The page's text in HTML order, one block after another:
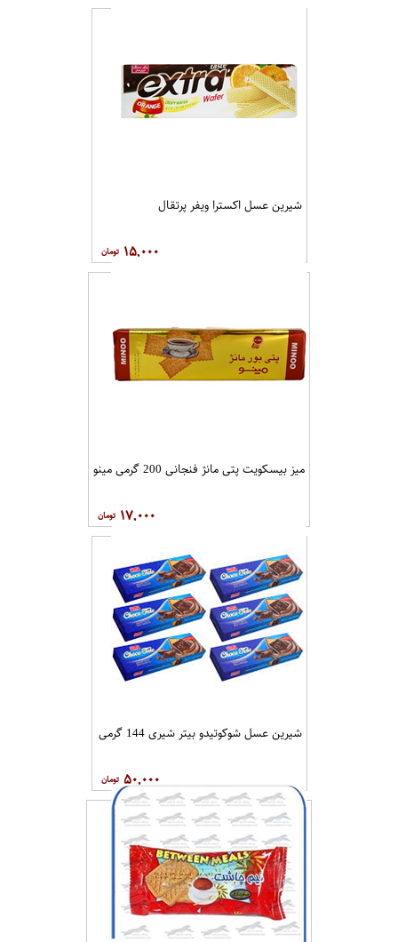
شیرین عسل اکسترا ویفر پرتقال
۱۵,۰۰۰
میز بیسکویت پتی مانژ فنجانی 200 گرمی مینو
۱۷,۰۰۰
شیرین عسل شوکوتیدو بیتر شیری 144 گرمی
۵۰,۰۰۰